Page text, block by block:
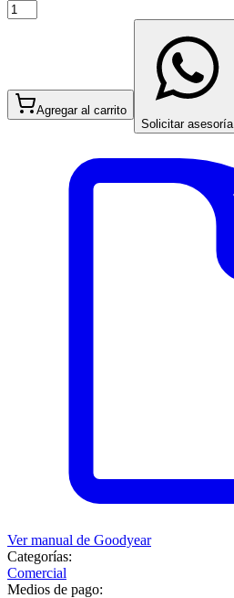
Agregar al carrito
Solicitar asesoría
Ver manual de Goodyear
Categorías:
Comercial
Medios de pago: